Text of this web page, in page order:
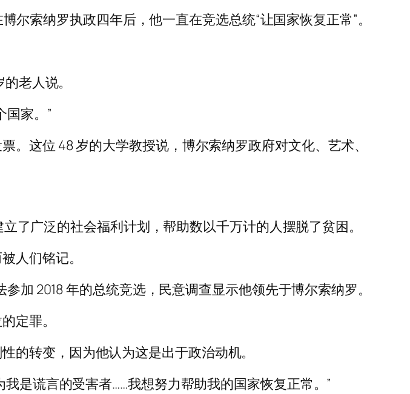
尔索纳罗执政四年后，他一直在竞选总统“让国家恢复正常”。
老人说。
国家。”
这位 48 岁的大学教授说，博尔索纳罗政府对文化、艺术、
了广泛的社会福利计划，帮助数以千万计的人摆脱了贫困。
人们铭记。
加 2018 年的总统竞选，民意调查显示他领先于博尔索纳罗。
定罪。
的转变，因为他认为这是出于政治动机。
是谎言的受害者……我想努力帮助我的国家恢复正常。”